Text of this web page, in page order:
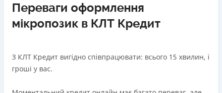
Переваги оформлення
мікропозик в КЛТ Кредит
З КЛТ Кредит вигідно співпрацювати: всього 15 хвилин, і
гроші у вас.